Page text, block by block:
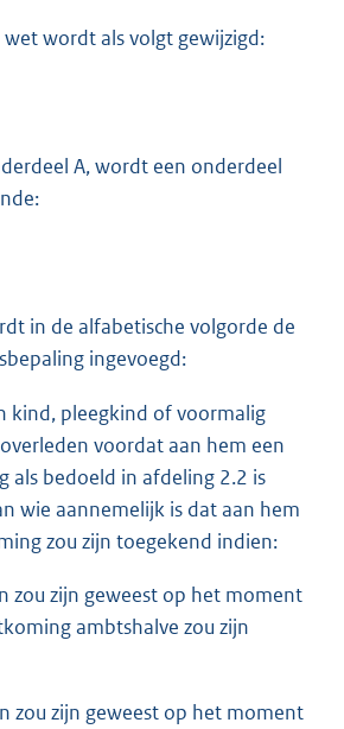
wordt als volgt gewijzigd:
A, wordt een onderdeel
in de alfabetische volgorde de
ingevoegd:
kind, pleegkind of voormalig
voordat aan hem een
als bedoeld in afdeling 2.2 is
wie aannemelijk is dat aan hem
zou zijn toegekend indien:
zou zijn geweest op het moment
ambtshalve zou zijn
zou zijn geweest op het moment